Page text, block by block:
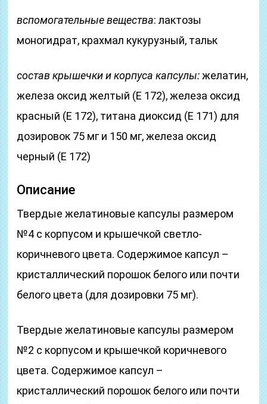
вспомогательные вещества: лактозы
моногидрат, крахмал кукурузный, тальк
состав крышечки и корпуса капсулы:желатин,
железа оксид желтый (Е 172), железа оксид
красный (Е 172), титана диоксид (Е 171) для
дозировок 75 мг и 150 мг, железа оксид
черный (Е 172)
Описание
Твердые желатиновые капсулы размером
№4 с корпусом и крышечкой светло-
коричневого цвета. Содержимое капсул –
кристаллический порошок белого или почти
белого цвета (для дозировки 75 мг).
Твердые желатиновые капсулы размером
№2 с корпусом и крышечкой коричневого
цвета. Содержимое капсул –
кристаллический порошок белого или почти